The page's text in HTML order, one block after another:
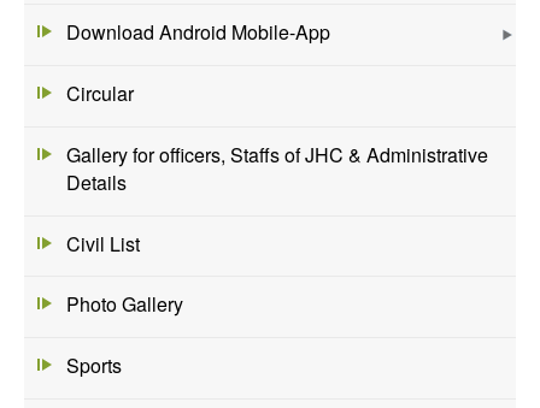
Download Android Mobile-App
Circular
Gallery for officers, Staffs of JHC & Administrative
Details
Civil List
Photo Gallery
Sports